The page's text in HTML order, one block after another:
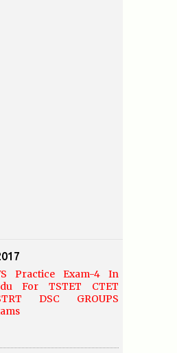
Practice Exam-4 In
For TSTET CTET
DSC GROUPS